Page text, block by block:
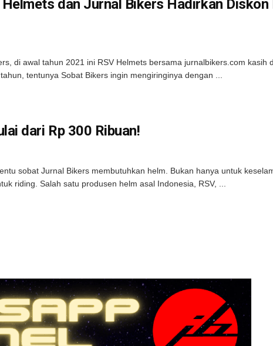
Helmets dan Jurnal Bikers Hadirkan
di awal tahun 2021 ini RSV Helmets bersama jurnalbikers.com kasih
tentunya Sobat Bikers ingin mengiringinya dengan ...
dari Rp 300 Ribuan!
sobat Jurnal Bikers membutuhkan helm. Bukan hanya untuk
riding. Salah satu produsen helm asal Indonesia, RSV, ...